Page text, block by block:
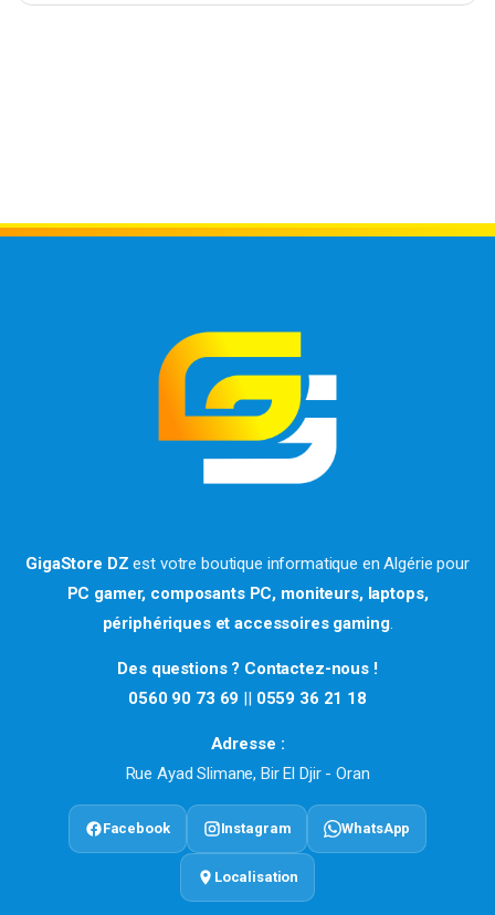
GigaStore DZ est votre boutique informatique en Algérie pour
PC gamer, composants PC, moniteurs, laptops,
périphériques et accessoires gaming.
Des questions ? Contactez-nous !
0560 90 73 69
0559 36 21 18
Adresse :
Rue Ayad Slimane, Bir El Djir - Oran
Facebook Instagram WhatsApp
Localisation